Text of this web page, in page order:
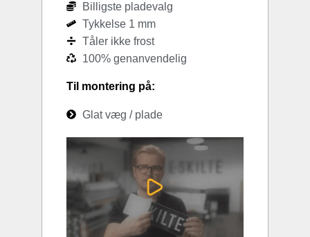
Billigste pladevalg
Tykkelse 1 mm
Tåler ikke frost
100% genanvendelig
Til montering på:
Glat væg / plade